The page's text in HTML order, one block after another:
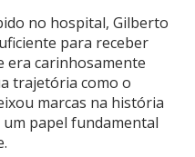
no hospital, Gilberto
para receber
era carinhosamente
trajetória como o
marcas na história
papel fundamental